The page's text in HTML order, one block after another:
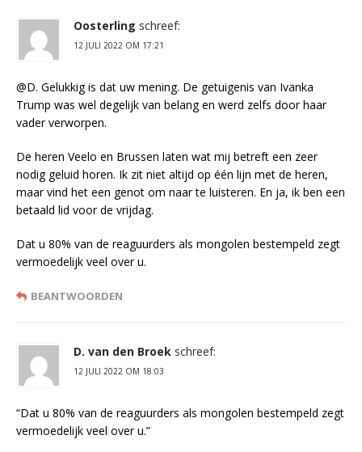
Oosterling schreef:
12 JULI 2022 OM 17:21
@D. Gelukkig is dat uw mening. De getuigenis van Ivanka
Trump was wel degelijk van belang en werd zelfs door haar
vader verworpen.
De heren Veelo en Brussen laten wat mij betreft een zeer
nodig geluid horen. Ik zit niet altijd op één lijn met de heren,
maar vind het een genot om naar te luisteren. En ja, ik ben een
betaald lid voor de vrijdag.
Dat u 80% van de reaguurders als mongolen bestempeld zegt
vermoedelijk veel over u.
BEANTWOORDEN
D. van den Broek schreef:
12 JULI 2022 OM 18:03
“Dat u 80% van de reaguurders als mongolen bestempeld zegt
vermoedelijk veel over u.”